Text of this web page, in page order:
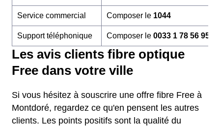
Service commercial Composer le 1044
Support téléphonique Composer le 0033 1 78 56 95 60
Les avis clients fibre optique
Free dans votre ville
Si vous hésitez à souscrire une offre fibre Free à
Montdoré, regardez ce qu'en pensent les autres
clients. Les points positifs sont la qualité du